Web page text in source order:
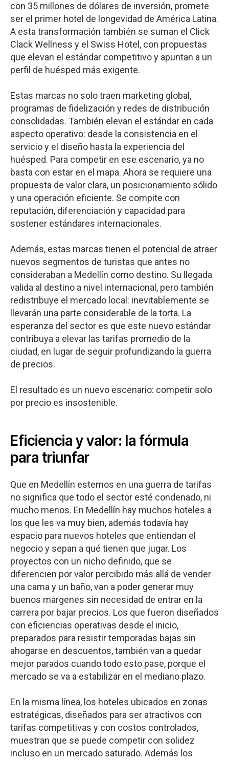
con 35 millones de dólares de inversión, promete
ser el primer hotel de longevidad de América Latina.
A esta transformación también se suman el Click
Clack Wellness y el Swiss Hotel, con propuestas
que elevan el estándar competitivo y apuntan a un
perfil de huésped más exigente.
Estas marcas no solo traen marketing global,
programas de fidelización y redes de distribución
consolidadas. También elevan el estándar en cada
aspecto operativo: desde la consistencia en el
servicio y el diseño hasta la experiencia del
huésped. Para competir en ese escenario, ya no
basta con estar en el mapa. Ahora se requiere una
propuesta de valor clara, un posicionamiento sólido
y una operación eficiente. Se compite con
reputación, diferenciación y capacidad para
sostener estándares internacionales.
Además, estas marcas tienen el potencial de atraer
nuevos segmentos de turistas que antes no
consideraban a Medellín como destino. Su llegada
valida al destino a nivel internacional, pero también
redistribuye el mercado local: inevitablemente se
llevarán una parte considerable de la torta. La
esperanza del sector es que este nuevo estándar
contribuya a elevar las tarifas promedio de la
ciudad, en lugar de seguir profundizando la guerra
de precios.
El resultado es un nuevo escenario: competir solo
por precio es insostenible.
Eficiencia y valor: la fórmula
para triunfar
Que en Medellín estemos en una guerra de tarifas
no significa que todo el sector esté condenado, ni
mucho menos. En Medellín hay muchos hoteles a
los que les va muy bien, además todavía hay
espacio para nuevos hoteles que entiendan el
negocio y sepan a qué tienen que jugar. Los
proyectos con un nicho definido, que se
diferencien por valor percibido más allá de vender
una cama y un baño, van a poder generar muy
buenos márgenes sin necesidad de entrar en la
carrera por bajar precios. Los que fueron diseñados
con eficiencias operativas desde el inicio,
preparados para resistir temporadas bajas sin
ahogarse en descuentos, también van a quedar
mejor parados cuando todo esto pase, porque el
mercado se va a estabilizar en el mediano plazo.
En la misma línea, los hoteles ubicados en zonas
estratégicas, diseñados para ser atractivos con
tarifas competitivas y con costos controlados,
muestran que se puede competir con solidez
incluso en un mercado saturado. Además los